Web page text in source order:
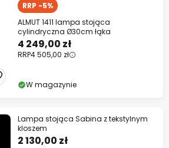
RRP -5%
ALMUT 1411 lampa stojąca
cylindryczna Ø30cm łąka
4 249,00 zł
RRP4 505,00 zł
W magazynie
Lampa stojąca Sabina z tekstylnym
kloszem
2 130,00 zł